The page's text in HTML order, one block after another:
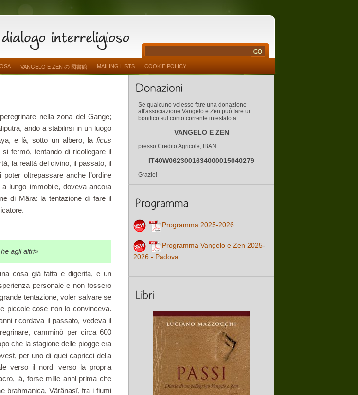
VANGELO E ZEN の 図書館 MAILING LISTS COOKIE POLICY
nella zona del Gange;
andò a stabilirsi in un luogo
e là, sotto un albero, la ficus
fermò, tentando di ricollegare il
la realtà del divino, il passato, il
oltrepassare anche l’ordine
lungo immobile, doveva ancora
di Mâra: la tentazione di fare il
agli altri»
cosa già fatta e digerita, e un
personale e non fossero
tentazione, voler salvare se
piccole cose non lo convinceva.
ricordava il passato, vedeva il
camminò per circa 600
che la stagione delle piogge era
per uno di quei capricci della
verso il nord, verso la propria
là, forse mille anni prima che
brahmanica, Vârânasî, fra i fiumi
Se qualcuno volesse fare una donazione
all'associazione Vangelo e Zen può fare un
bonifico sul conto corrente intestato a:
VANGELO E ZEN
presso Credito Agricole, IBAN:
IT40W0623001634000015040279
Grazie!
Programma 2025-2026
Programma Vangelo e Zen 2025-
2026 - Padova